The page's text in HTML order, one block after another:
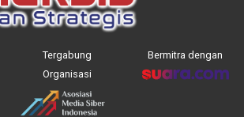
Tergabung
Organisasi
Bermitra dengan